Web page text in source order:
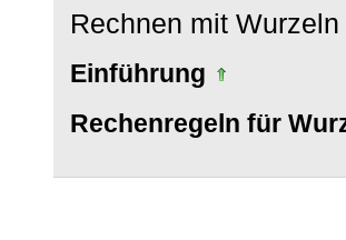
Rechnen mit Wurzeln
Einführung
Rechenregeln für